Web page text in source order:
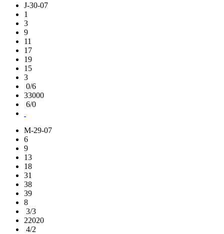
J-30-07
1
3
9
11
17
19
15
3
0/6
33000
6/0
M-29-07
6
9
13
18
31
38
39
8
3/3
22020
4/2